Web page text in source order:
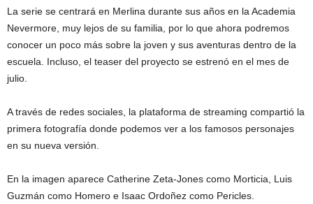
La serie se centrará en Merlina durante sus años en la Academia
Nevermore, muy lejos de su familia, por lo que ahora podremos
conocer un poco más sobre la joven y sus aventuras dentro de la
escuela. Incluso, el teaser del proyecto se estrenó en el mes de
julio.
A través de redes sociales, la plataforma de streaming compartió la
primera fotografía donde podemos ver a los famosos personajes
en su nueva versión.
En la imagen aparece Catherine Zeta-Jones como Morticia, Luis
Guzmán como Homero e Isaac Ordoñez como Pericles.